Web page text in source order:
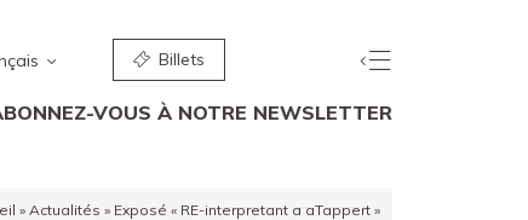
Billets
VOUS À NOTRE NEWSLETTER
» Actualités » Exposé « RE-interpretant a aTappert »